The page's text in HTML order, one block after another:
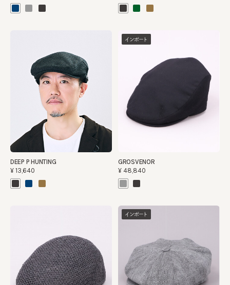
DEEP P HUNTING
¥13,640
インポート
GROSVENOR
¥48,840
インポート